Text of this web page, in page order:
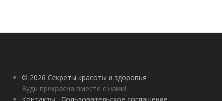
© 2026 Секреты красоты и здоровья
Будь прекрасна вместе с нами!